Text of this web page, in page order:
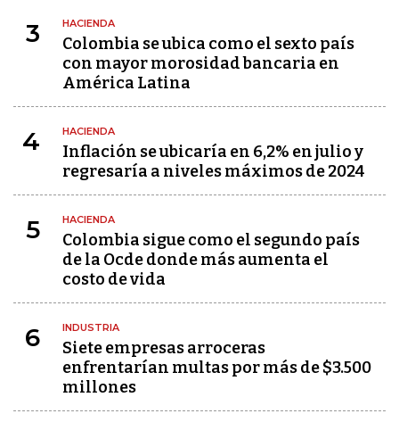
3 HACIENDA
Colombia se ubica como el sexto país
con mayor morosidad bancaria en
América Latina
4 HACIENDA
Inflación se ubicaría en 6,2% en julio y
regresaría a niveles máximos de 2024
5 HACIENDA
Colombia sigue como el segundo país
de la Ocde donde más aumenta el
costo de vida
6 INDUSTRIA
Siete empresas arroceras
enfrentarían multas por más de $3.500
millones